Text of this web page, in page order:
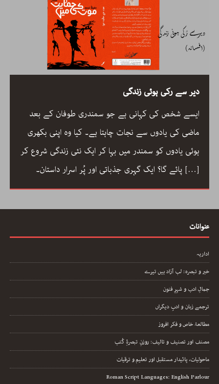
دیر سے رکی ہوئی زندگی
ایسے شخص کی کہانی ہے جو سمندری طوفان کے بعد
ماضی کی یادوں سے نجات چاہتا ہے۔ کیا وہ اپنی بکھری
ہوئی یادوں کو سمندر میں بہا کر ایک نئی زندگی شروع کر
[…]
عنوانات
اداریہ
خبر و تبصرہ: لب آزاد ہیں تیرے
جمالِ ادب و شہرِ فنون
ترجمے زبان و ادبِ دیگراں
مطالعۂ خاص و فکر افروز
مصنف اور تصنیف و تالیف: روزنِ تبصرۂِ کُتب
ماحولیات، پائیدار مستقبل اور تعلیم و ترقیات
Roman Script Languages: English Parlour